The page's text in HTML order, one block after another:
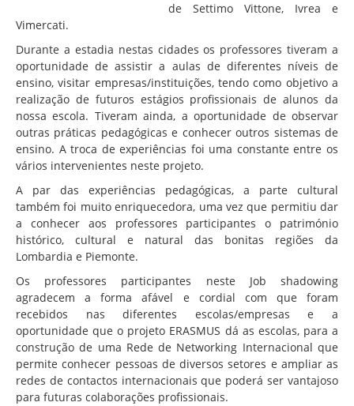
de Settimo Vittone, Ivrea e
Vimercati.
Durante a estadia nestas cidades os professores tiveram a
oportunidade de assistir a aulas de diferentes níveis de
ensino, visitar empresas/instituições, tendo como objetivo a
realização de futuros estágios profissionais de alunos da
nossa escola. Tiveram ainda, a oportunidade de observar
outras práticas pedagógicas e conhecer outros sistemas de
ensino. A troca de experiências foi uma constante entre os
vários intervenientes neste projeto.
A par das experiências pedagógicas, a parte cultural
também foi muito enriquecedora, uma vez que permitiu dar
a conhecer aos professores participantes o património
histórico, cultural e natural das bonitas regiões da
Lombardia e Piemonte.
Os professores participantes neste Job shadowing
agradecem a forma afável e cordial com que foram
recebidos nas diferentes escolas/empresas e a
oportunidade que o projeto ERASMUS dá as escolas, para a
construção de uma Rede de Networking Internacional que
permite conhecer pessoas de diversos setores e ampliar as
redes de contactos internacionais que poderá ser vantajoso
para futuras colaborações profissionais.